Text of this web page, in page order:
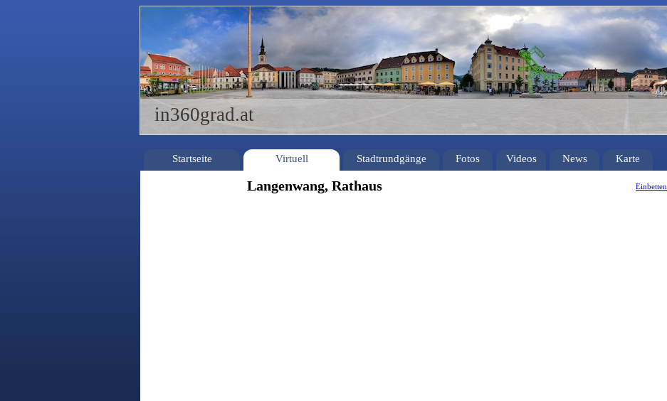
in360grad.at
Startseite Virtuell Stadtrundgänge Fotos Videos News Karte
Langenwang, Rathaus Einbetten